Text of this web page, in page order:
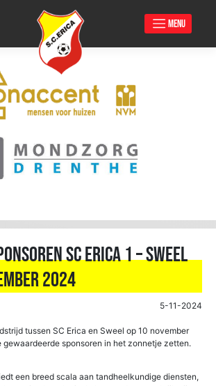
MENU
SC Erica 1 – Sweel
2024
5-11-2024
tussen SC Erica en Sweel op 10 november
sponsoren in het zonnetje zetten.
een breed scala aan tandheelkundige diensten,